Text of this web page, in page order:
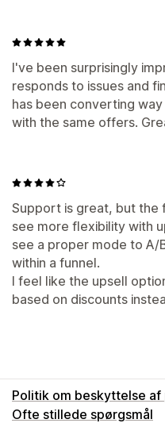
I've been surprisingly
responds to issues and
has been converting
with the same offers.
Support is great, but the
see more flexibility with
see a proper mode to A/
within a funnel.
I feel like the upsell
based on discounts
Politik om beskyttelse af
Ofte stillede spørgsmål